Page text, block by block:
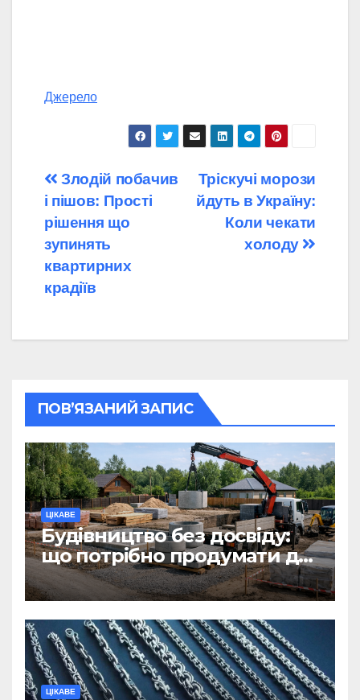
Джерело
Навігація
записів
Тріскучі морози
йдуть в Україну:
Коли чекати
холоду
Злодій побачив
і пішов: Прості
рішення що
зупинять
квартирних
крадіїв
ПОВ’ЯЗАНИЙ ЗАПИС
ЦІКАВЕ
Будівництво без досвіду:
що потрібно продумати до
першої доставки на
ділянку
ЦІКАВЕ